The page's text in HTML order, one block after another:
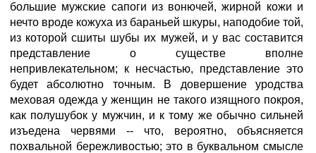
большие мужские сапоги из вонючей, жирной кожи и
нечто вроде кожуха из бараньей шкуры, наподобие той,
из которой сшиты шубы их мужей, и у вас составится
представление о существе вполне
непривлекательном; к несчастью, представление это
будет абсолютно точным. В довершение уродства
меховая одежда у женщин не такого изящного покроя,
как полушубок у мужчин, и к тому же обычно сильней
изъедена червями -- что, вероятно, объясняется
похвальной бережливостью; это в буквальном смысле